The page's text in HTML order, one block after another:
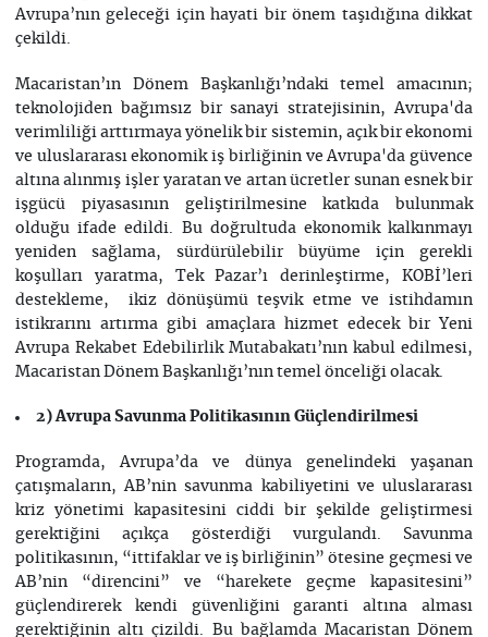
Avrupa’nın geleceği için hayati bir önem taşıdığına dikkat
çekildi.
Macaristan’ın Dönem Başkanlığı’ndaki temel amacının;
teknolojiden bağımsız bir sanayi stratejisinin, Avrupa'da
verimliliği arttırmaya yönelik bir sistemin, açık bir ekonomi
ve uluslararası ekonomik iş birliğinin ve Avrupa'da güvence
altına alınmış işler yaratan ve artan ücretler sunan esnek bir
işgücü piyasasının geliştirilmesine katkıda bulunmak
olduğu ifade edildi. Bu doğrultuda ekonomik kalkınmayı
yeniden sağlama, sürdürülebilir büyüme için gerekli
koşulları yaratma, Tek Pazar’ı derinleştirme, KOBİ’leri
destekleme, ikiz dönüşümü teşvik etme ve istihdamın
istikrarını artırma gibi amaçlara hizmet edecek bir Yeni
Avrupa Rekabet Edebilirlik Mutabakatı’nın kabul edilmesi,
Macaristan Dönem Başkanlığı’nın temel önceliği olacak.
2) Avrupa Savunma Politikasının Güçlendirilmesi
Programda, Avrupa’da ve dünya genelindeki yaşanan
çatışmaların, AB’nin savunma kabiliyetini ve uluslararası
kriz yönetimi kapasitesini ciddi bir şekilde geliştirmesi
gerektiğini açıkça gösterdiği vurgulandı. Savunma
politikasının, “ittifaklar ve iş birliğinin” ötesine geçmesi ve
AB’nin “direncini” ve “harekete geçme kapasitesini”
güçlendirerek kendi güvenliğini garanti altına alması
gerektiğinin altı çizildi. Bu bağlamda Macaristan Dönem